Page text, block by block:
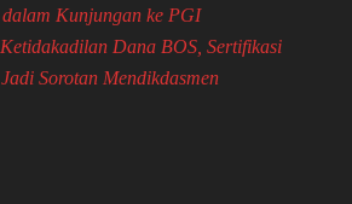
Kunjungan ke PGI
Dana BOS, Sertifikasi
Sorotan Mendikdasmen